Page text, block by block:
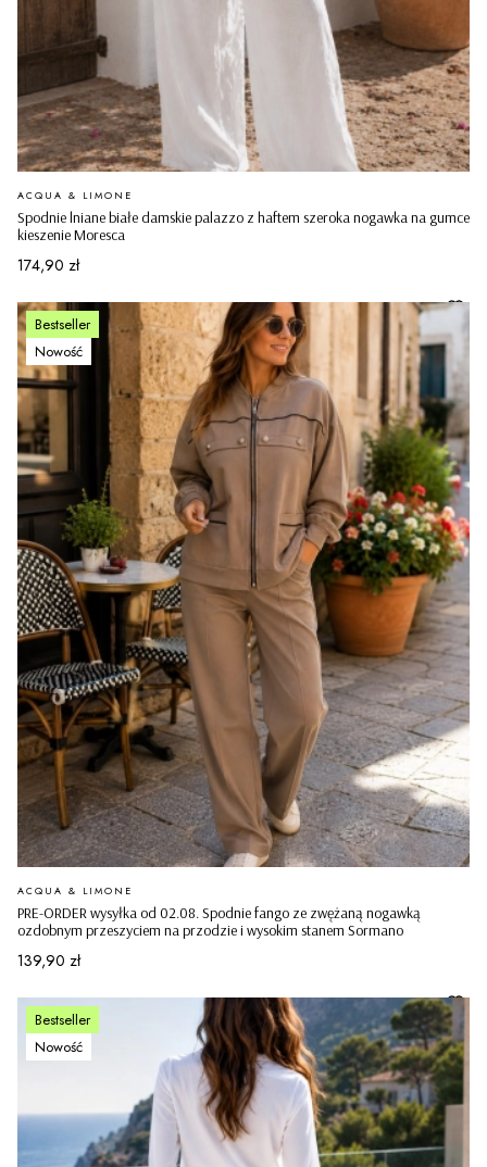
Spodnie lniane białe damskie palazzo z haftem szeroka nogawka na gumce
kieszenie Moresca
PRODUCENT
ACQUA & LIMONE
Cena
174,90 zł
Bestseller
Nowość
PRE-ORDER wysyłka od 02.08. Spodnie fango ze zwężaną nogawką
ozdobnym przeszyciem na przodzie i wysokim stanem Sormano
PRODUCENT
ACQUA & LIMONE
Cena
139,90 zł
Bestseller
Nowość